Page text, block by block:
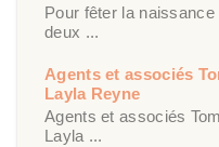
Pour fêter la
deux ...
Agents et associés
Layla Reyne
Agents et associés
Layla ...